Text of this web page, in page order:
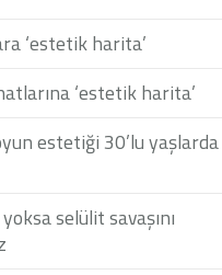
‘estetik harita’
‘estetik harita’
estetiği 30’lu yaşlarda
selülit savaşını